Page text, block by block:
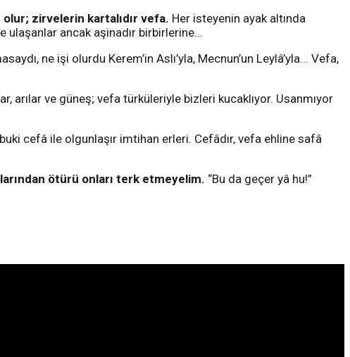
olur; zirvelerin kartalıdır vefa. Her isteyenin ayak altında
ulaşanlar ancak aşinadır birbirlerine...
ne işi olurdu Kerem’in Aslı’yla, Mecnun’un Leylâ’yla... Vefa,
arılar ve güneş; vefa türküleriyle bizleri kucaklıyor. Usanmıyor
cefâ ile olgunlaşır imtihan erleri. Cefâdır, vefa ehline safâ
ötürü onları terk etmeyelim. “Bu da geçer yâ hu!”